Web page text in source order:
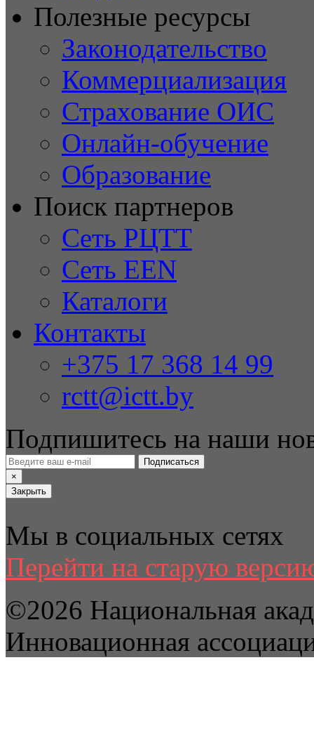
Полезные ресурсы
Законодательство
Коммерциализация
Страхование ОИС
Онлайн-обучение
Образование
Поиск партнеров
Сеть РЦТТ
Сеть EEN
Каталоги
Контакты
+375 17 368 14 99
rctt@ictt.by
Подпишитесь на наши
Подписаться
×
Закрыть
Мы в социальных сетях
Перейти на старую
©2026 Национальная
Инновационная